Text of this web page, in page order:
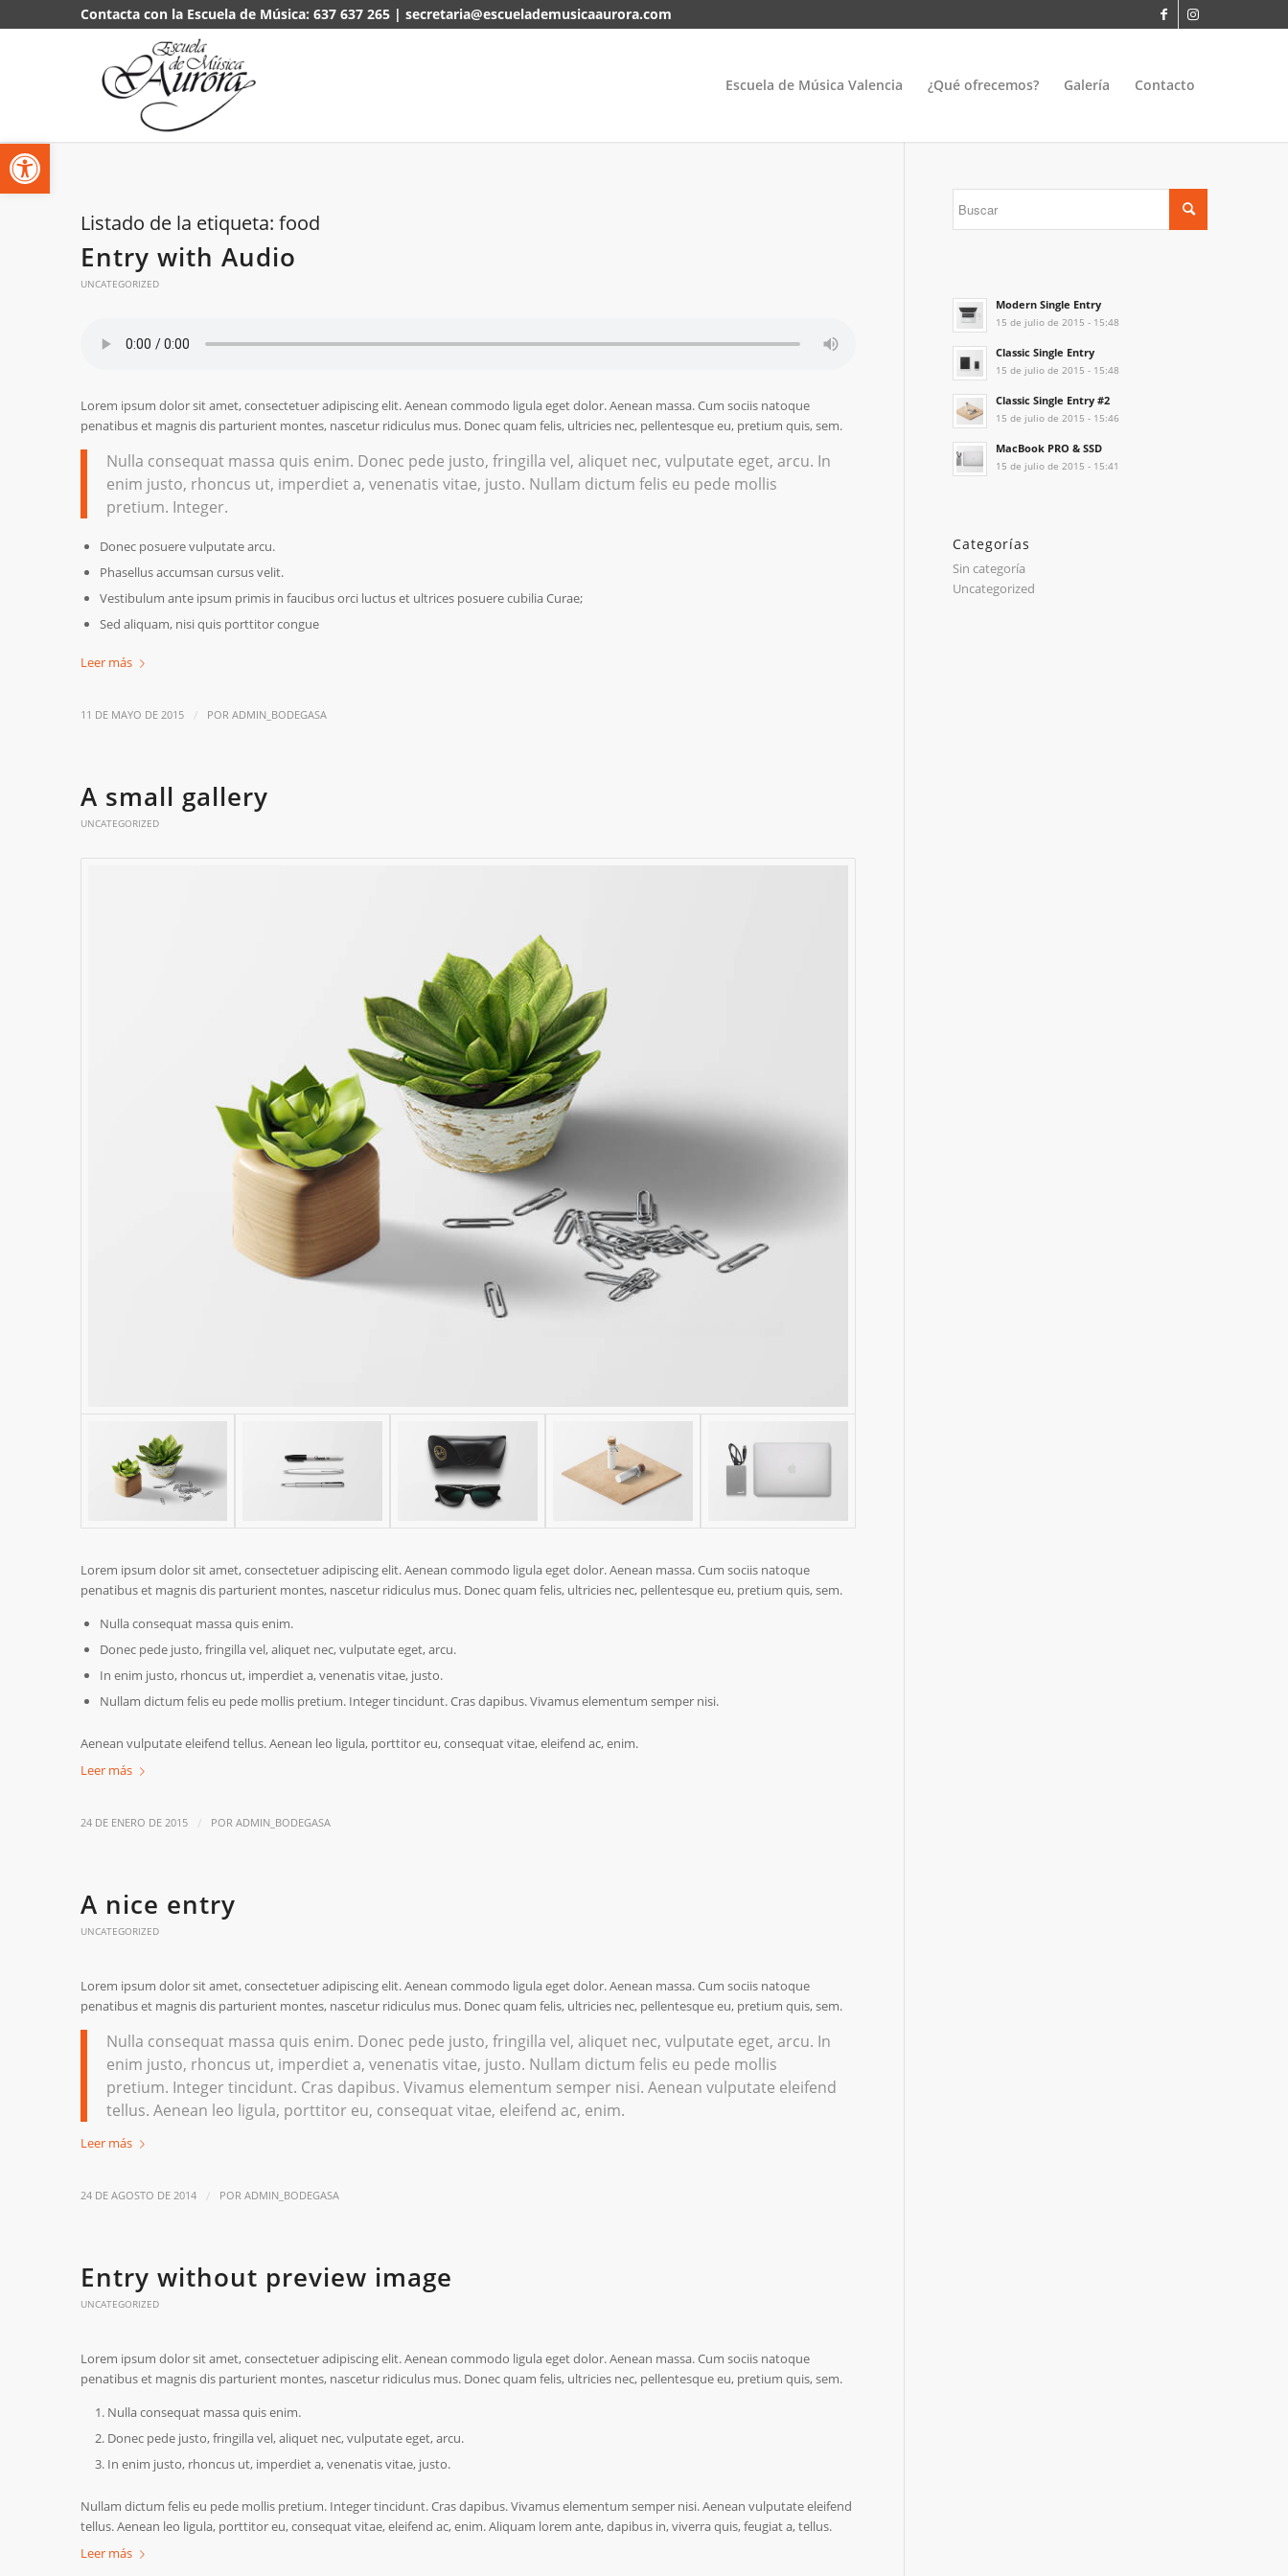
Contacta con la Escuela de Música: 637 637 265| secretaria@escuelademusicaaurora.com
Escuela de Música Valencia ¿Qué ofrecemos? Galería Contacto
Listado de la etiqueta: food
Entry with Audio
UNCATEGORIZED
Lorem ipsum dolor sit amet, consectetuer adipiscing elit. Aenean commodo ligula eget dolor. Aenean massa. Cum sociis natoque
penatibus et magnis dis parturient montes, nascetur ridiculus mus. Donec quam felis, ultricies nec, pellentesque eu, pretium quis, sem.
Nulla consequat massa quis enim. Donec pede justo, fringilla vel, aliquet nec, vulputate eget, arcu. In
enim justo, rhoncus ut, imperdiet a, venenatis vitae, justo. Nullam dictum felis eu pede mollis
pretium. Integer.
Donec posuere vulputate arcu.
Phasellus accumsan cursus velit.
Vestibulum ante ipsum primis in faucibus orci luctus et ultrices posuere cubilia Curae;
Sed aliquam, nisi quis porttitor congue
Leer más
11 DE MAYO DE 2015 / POR ADMIN_BODEGASA
A small gallery
UNCATEGORIZED
Lorem ipsum dolor sit amet, consectetuer adipiscing elit. Aenean commodo ligula eget dolor. Aenean massa. Cum sociis natoque
penatibus et magnis dis parturient montes, nascetur ridiculus mus. Donec quam felis, ultricies nec, pellentesque eu, pretium quis, sem.
Nulla consequat massa quis enim.
Donec pede justo, fringilla vel, aliquet nec, vulputate eget, arcu.
In enim justo, rhoncus ut, imperdiet a, venenatis vitae, justo.
Nullam dictum felis eu pede mollis pretium. Integer tincidunt. Cras dapibus. Vivamus elementum semper nisi.
Aenean vulputate eleifend tellus. Aenean leo ligula, porttitor eu, consequat vitae, eleifend ac, enim.
Leer más
24 DE ENERO DE 2015 / POR ADMIN_BODEGASA
A nice entry
UNCATEGORIZED
Lorem ipsum dolor sit amet, consectetuer adipiscing elit. Aenean commodo ligula eget dolor. Aenean massa. Cum sociis natoque
penatibus et magnis dis parturient montes, nascetur ridiculus mus. Donec quam felis, ultricies nec, pellentesque eu, pretium quis, sem.
Nulla consequat massa quis enim. Donec pede justo, fringilla vel, aliquet nec, vulputate eget, arcu. In
enim justo, rhoncus ut, imperdiet a, venenatis vitae, justo. Nullam dictum felis eu pede mollis
pretium. Integer tincidunt. Cras dapibus. Vivamus elementum semper nisi. Aenean vulputate eleifend
tellus. Aenean leo ligula, porttitor eu, consequat vitae, eleifend ac, enim.
Leer más
24 DE AGOSTO DE 2014 / POR ADMIN_BODEGASA
Entry without preview image
UNCATEGORIZED
Lorem ipsum dolor sit amet, consectetuer adipiscing elit. Aenean commodo ligula eget dolor. Aenean massa. Cum sociis natoque
penatibus et magnis dis parturient montes, nascetur ridiculus mus. Donec quam felis, ultricies nec, pellentesque eu, pretium quis, sem.
Nulla consequat massa quis enim.
Donec pede justo, fringilla vel, aliquet nec, vulputate eget, arcu.
In enim justo, rhoncus ut, imperdiet a, venenatis vitae, justo.
Nullam dictum felis eu pede mollis pretium. Integer tincidunt. Cras dapibus. Vivamus elementum semper nisi. Aenean vulputate eleifend
tellus. Aenean leo ligula, porttitor eu, consequat vitae, eleifend ac, enim. Aliquam lorem ante, dapibus in, viverra quis, feugiat a, tellus.
Leer más
Modern Single Entry
15 de julio de 2015 - 15:48
Classic Single Entry
15 de julio de 2015 - 15:48
Classic Single Entry #2
15 de julio de 2015 - 15:46
MacBook PRO & SSD
15 de julio de 2015 - 15:41
Categorías
Sin categoría
Uncategorized
Abrir barra de herramientas